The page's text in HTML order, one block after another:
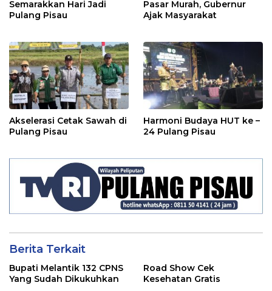
Semarakkan Hari Jadi
Pulang Pisau
Pasar Murah, Gubernur
Ajak Masyarakat
Akselerasi Cetak Sawah di
Pulang Pisau
Harmoni Budaya HUT ke –
24 Pulang Pisau
Berita Terkait
Bupati Melantik 132 CPNS
Yang Sudah Dikukuhkan
Road Show Cek
Kesehatan Gratis